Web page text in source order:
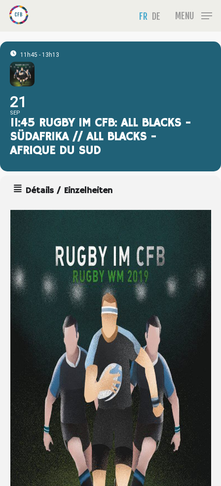
content
FR DE MENU
11h45 - 13h13
21
SEP
11:45 RUGBY IM CFB: ALL BLACKS -
SÜDAFRIKA // ALL BLACKS -
AFRIQUE DU SUD
Détails / Einzelheiten